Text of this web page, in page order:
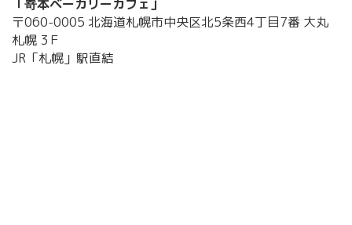
「嵜本ベーカリーカフェ」
〒060-0005 北海道札幌市中央区北5条西4丁目7番 大丸
札幌 3Ｆ
JR「札幌」駅直結